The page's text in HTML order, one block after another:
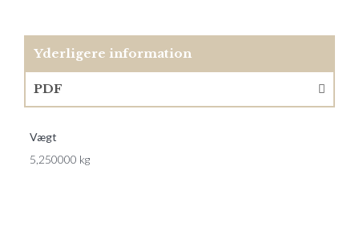
Yderligere information
PDF
Vægt
5,250000 kg